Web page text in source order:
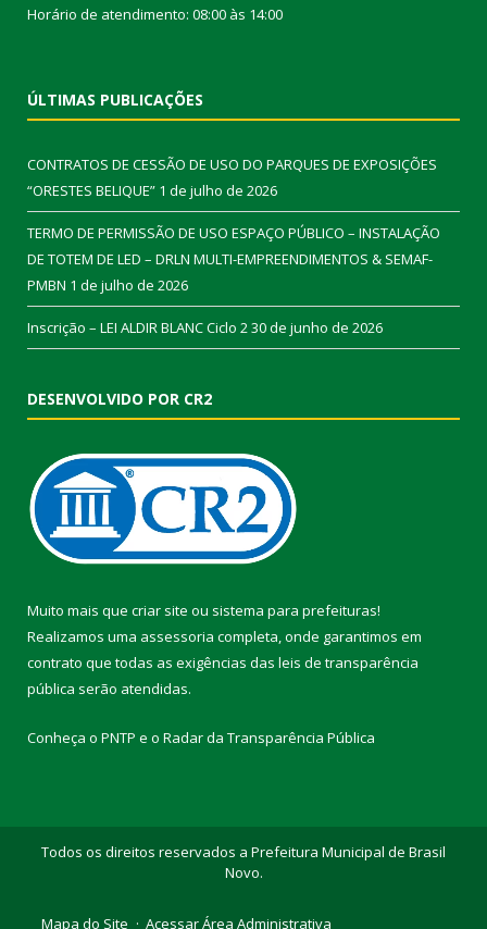
Horário de atendimento: 08:00 às 14:00
ÚLTIMAS PUBLICAÇÕES
CONTRATOS DE CESSÃO DE USO DO PARQUES DE EXPOSIÇÕES
“ORESTES BELIQUE” 1 de julho de 2026
TERMO DE PERMISSÃO DE USO ESPAÇO PÚBLICO – INSTALAÇÃO
DE TOTEM DE LED – DRLN MULTI-EMPREENDIMENTOS & SEMAF-
PMBN 1 de julho de 2026
Inscrição – LEI ALDIR BLANC Ciclo 230 de junho de 2026
DESENVOLVIDO POR CR2
Muito mais que criar site ou sistema para prefeituras!
Realizamos uma assessoria completa, onde garantimos em
contrato que todas as exigências das leis de transparência
pública serão atendidas.
Conheça o PNTP e o Radar da Transparência Pública
Todos os direitos reservados a Prefeitura Municipal de Brasil
Novo.
Mapa do Site Acessar Área Administrativa